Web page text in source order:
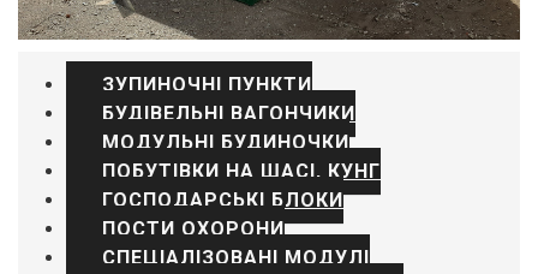
ЗУПИНОЧНІ ПУНКТИ
БУДІВЕЛЬНІ ВАГОНЧИКИ
МОДУЛЬНІ БУДИНОЧКИ
ПОБУТІВКИ НА ШАСІ, КУНГ
ГОСПОДАРСЬКІ БЛОКИ
ПОСТИ ОХОРОНИ
СПЕЦІАЛІЗОВАНІ МОДУЛІ